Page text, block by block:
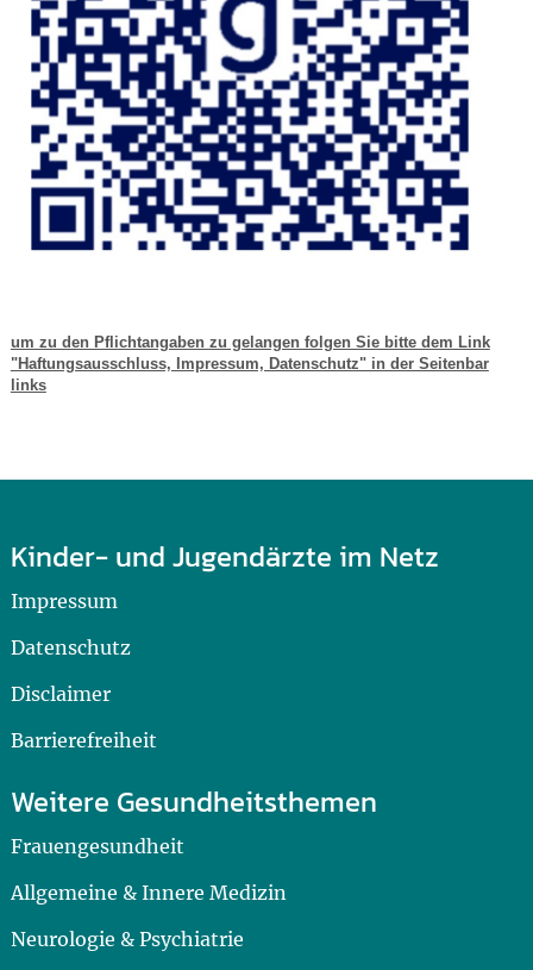
um zu den Pflichtangaben zu gelangen folgen Sie bitte dem Link
"Haftungsausschluss, Impressum, Datenschutz" in der Seitenbar
links
Kinder- und Jugendärzte im Netz
Impressum
Datenschutz
Disclaimer
Barrierefreiheit
Weitere Gesundheitsthemen
Frauengesundheit
Allgemeine & Innere Medizin
Neurologie & Psychiatrie